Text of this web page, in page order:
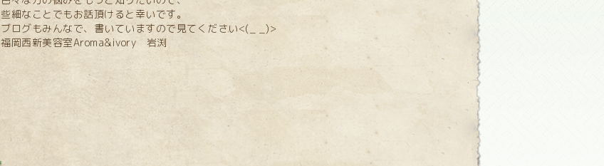
些細なことでもお話頂けると幸いです。
ブログもみんなで、書いていますので見てください<(_ _)>
福岡西新美容室Aroma&ivory 岩渕